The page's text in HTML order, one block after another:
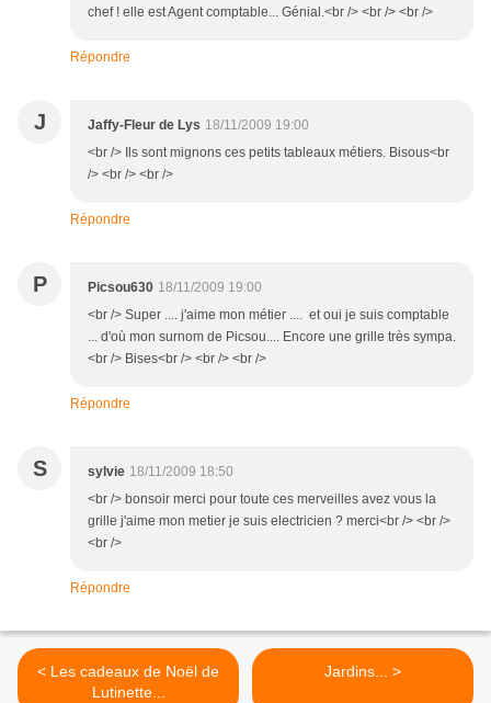
chef ! elle est Agent comptable... Génial.<br /> <br /> <br />
Répondre
J Jaffy-Fleur de Lys 18/11/2009 19:00
<br /> Ils sont mignons ces petits tableaux métiers. Bisous<br
/> <br /> <br />
Répondre
P Picsou630 18/11/2009 19:00
<br /> Super .... j'aime mon métier .... et oui je suis comptable
... d'où mon surnom de Picsou.... Encore une grille très sympa.
<br /> Bises<br /> <br /> <br />
Répondre
S sylvie 18/11/2009 18:50
<br /> bonsoir merci pour toute ces merveilles avez vous la
grille j'aime mon metier je suis electricien ? merci<br /> <br />
<br />
Répondre
< Les cadeaux de Noël de
Lutinette...
Jardins... >